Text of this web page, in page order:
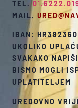
TEL.01.6222.019
MAIL.
IBAN:
UKOLIKO
SVAKAKO
BISMO MOGLI
UPLATITELJEM
UREDOVNO